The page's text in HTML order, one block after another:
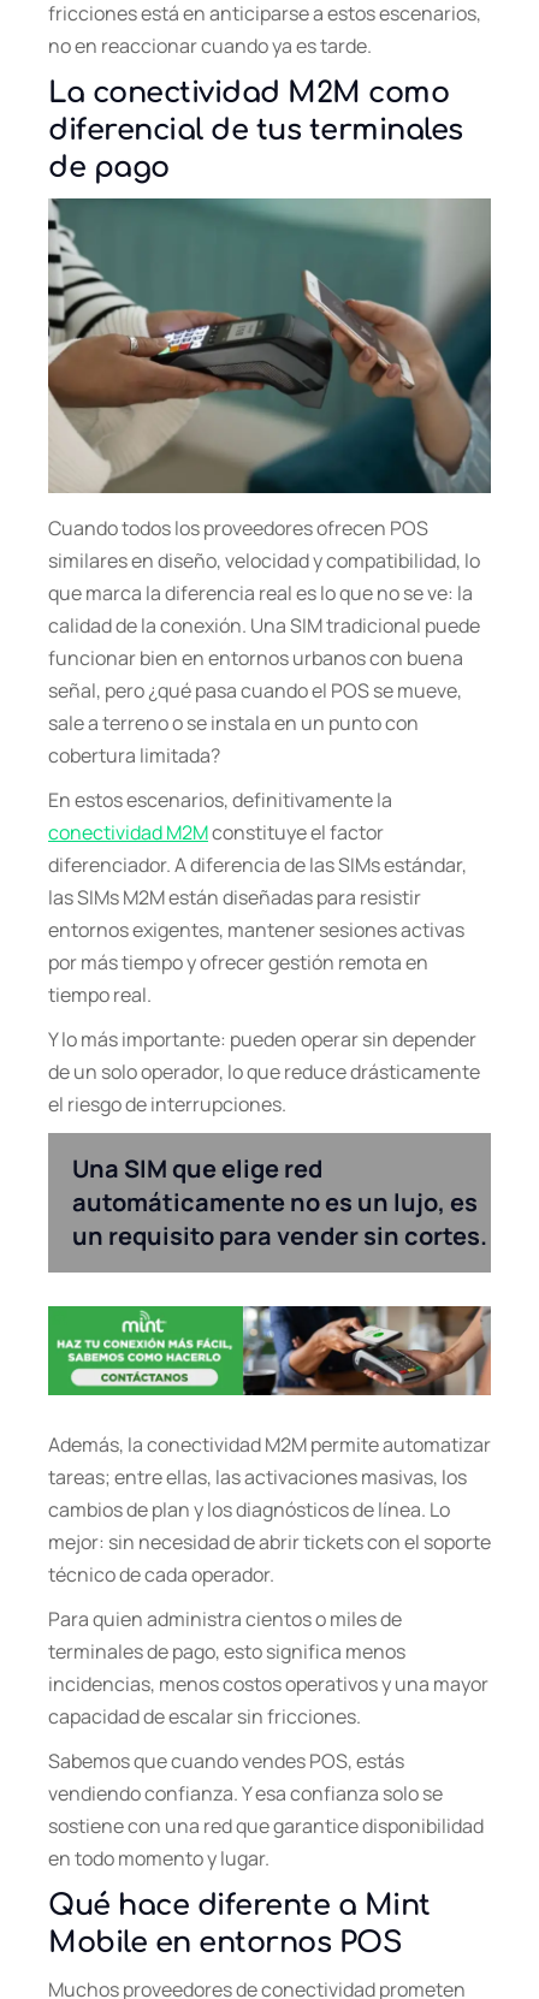
fricciones está en anticiparse a estos escenarios,
no en reaccionar cuando ya es tarde.
La conectividad M2M como
diferencial de tus terminales
de pago
Cuando todos los proveedores ofrecen POS
similares en diseño, velocidad y compatibilidad, lo
que marca la diferencia real es lo que no se ve: la
calidad de la conexión. Una SIM tradicional puede
funcionar bien en entornos urbanos con buena
señal, pero ¿qué pasa cuando el POS se mueve,
sale a terreno o se instala en un punto con
cobertura limitada?
En estos escenarios, definitivamente la
conectividad M2Mconstituye el factor
diferenciador. A diferencia de las SIMs estándar,
las SIMs M2M están diseñadas para resistir
entornos exigentes, mantener sesiones activas
por más tiempo y ofrecer gestión remota en
tiempo real.
Y lo más importante: pueden operar sin depender
de un solo operador, lo que reduce drásticamente
el riesgo de interrupciones.
Una SIM que elige red
automáticamente no es un lujo, es
un requisito para vender sin cortes.
Además, la conectividad M2M permite automatizar
tareas; entre ellas, las activaciones masivas, los
cambios de plan y los diagnósticos de línea. Lo
mejor: sin necesidad de abrir tickets con el soporte
técnico de cada operador.
Para quien administra cientos o miles de
terminales de pago, esto significa menos
incidencias, menos costos operativos y una mayor
capacidad de escalar sin fricciones.
Sabemos que cuando vendes POS, estás
vendiendo confianza. Y esa confianza solo se
sostiene con una red que garantice disponibilidad
en todo momento y lugar.
Qué hace diferente a Mint
Mobile en entornos POS
Muchos proveedores de conectividad prometen